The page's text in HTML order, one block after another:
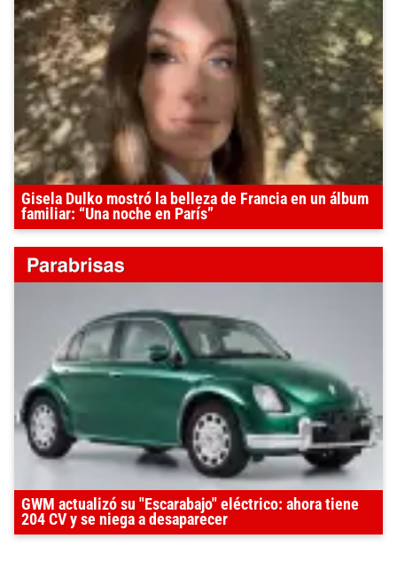
Gisela Dulko mostró la belleza de Francia en un álbum
familiar: “Una noche en París”
GWM actualizó su "Escarabajo" eléctrico: ahora tiene
204 CV y se niega a desaparecer